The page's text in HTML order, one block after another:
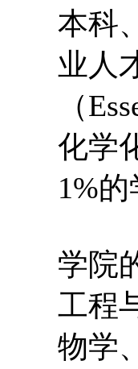
本科
业人
（
化学
1%
学院
工程
物学